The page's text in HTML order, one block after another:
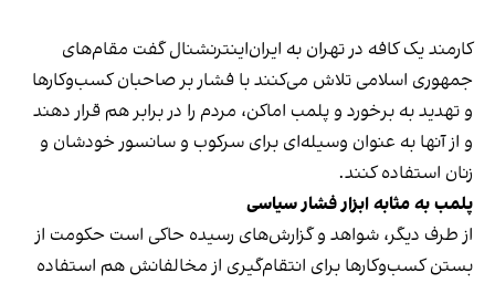
کارمند یک کافه در تهران به ایران‌اینترنشنال گفت مقام‌های
جمهوری اسلامی تلاش می‌کنند با فشار بر صاحبان کسب‌وکارها
و تهدید به برخورد و پلمب اماکن، مردم را در برابر هم قرار دهند
و از آنها به عنوان وسیله‌ای برای سرکوب و سانسور خودشان و
زنان استفاده کنند.
پلمب به مثابه ابزار فشار سیاسی
از طرف دیگر، شواهد و گزارش‌های رسیده حاکی است حکومت از
بستن کسب‌وکارها برای انتقام‌گیری از مخالفانش هم استفاده